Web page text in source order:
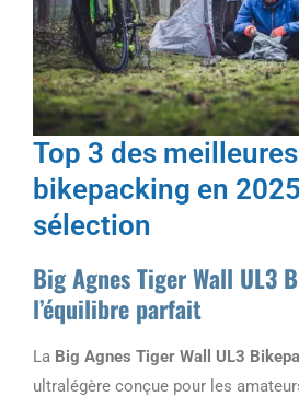
Top 3 des
bikepacking en
sélection
Big Agnes Tiger Wall UL3
l’équilibre parfait
La Big Agnes Tiger Wall UL3
ultralégère conçue pour les